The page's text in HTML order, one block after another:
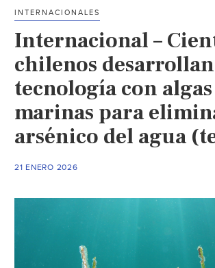
impulsan
a
emprendedores
para
convertir
soluciones
hídricas
en
de
(Expok
News)
INTERNACIONALES
Internacional –
chilenos desarrollan
tecnología con algas
marinas para
arsénico del agua
21 ENERO 2026